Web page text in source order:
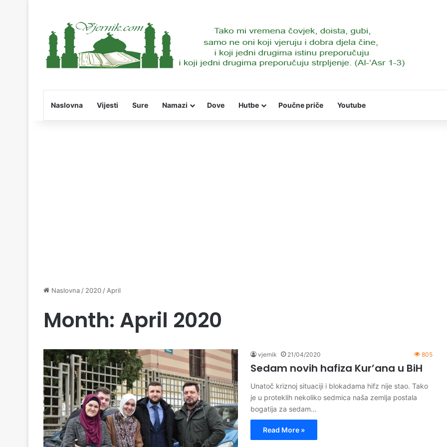
Naslovna Vijesti Sure Namazi Dove Hutbe Poučne priče Youtube
Naslovna / 2020 / April
Month: April 2020
vjernik 21/04/2020 805
Sedam novih hafiza Kur’ana u BiH
Unatoč kriznoj situaciji i blokadama hifz nije stao. Tako
je u proteklih nekoliko sedmica naša zemlja postala
bogatija za sedam…
Read More »